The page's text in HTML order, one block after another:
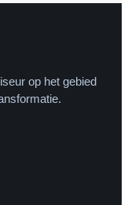
op het gebied